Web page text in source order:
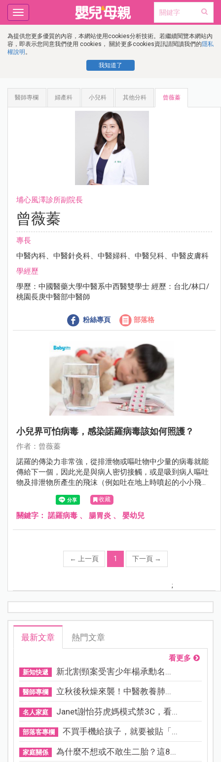
為提供您更多優質的內容，本網站使用cookies分析技術。若繼續閱覽本網站內
容，即表示您同意我們使用 cookies， 關於更多cookies資訊請閱讀我們的隱私
權說明 。
我知道了
Toggle
navigation
醫師專欄 婦產科 小兒科 其他分科 曾薇蓁
埔心風澤診所副院長
曾薇蓁
專長
中醫內科、中醫針灸科、中醫婦科、中醫兒科、中醫皮膚科
學經歷
學歷：中國醫藥大學中醫系中西醫雙學士 經歷：台北/林口/
桃園長庚中醫部中醫師
粉絲專頁 部落格
小兒界可怕病毒，感染諾羅病毒該如何照護？
作者：曾薇蓁
諾羅的傳染力非常強，從排泄物或嘔吐物中少量的病毒就能
傳給下一個，因此光是與病人密切接觸，或是吸到病人嘔吐
物及排泄物所產生的飛沫（例如吐在地上時噴起的小小飛
沫）也可能受感染。
收藏
關鍵字： 諾羅病毒 、 腸胃炎 、 嬰幼兒
← 上一頁 1 下一頁 →
;
最新文章 熱門文章
看更多
新知快遞 新北割頸案受害少年楊承勳名...
醫師專欄 立秋後秋燥來襲！中醫教養肺...
名人家庭 Janet謝怡芬虎媽模式禁3C，看...
部落客專欄 不買手機給孩子，就要被貼「...
家庭關係 為什麼不想或不敢生二胎？這8...